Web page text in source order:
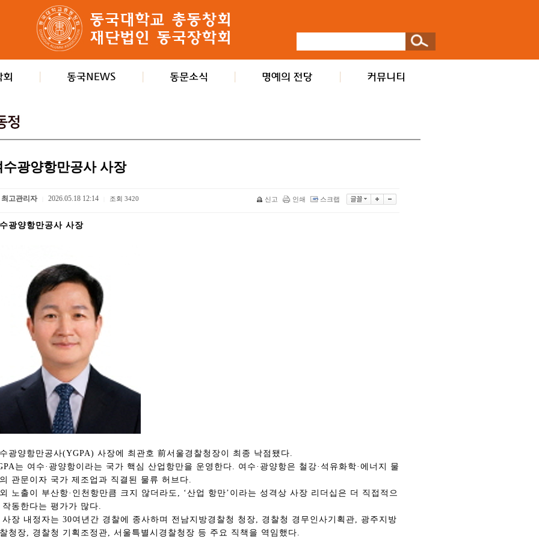
수광양항만공사 사장
최고관리자 2026.05.18 12:14 조회 3420 신고 인쇄 스크랩
광양항만공사 사장
광양항만공사(YGPA) 사장에 최관호 前서울경찰청장이 최종 낙점됐다.
는 여수·광양항이라는 국가 핵심 산업항만을 운영한다. 여수·광양항은 철강·석유화학·에너지 물
관문이자 국가 제조업과 직결된 물류 허브다.
노출이 부산항·인천항만큼 크지 않더라도, ‘산업 항만’이라는 성격상 사장 리더십은 더 직접적으
작동한다는 평가가 많다.
사장 내정자는 30여년간 경찰에 종사하며 전남지방경찰청 청장, 경찰청 경무인사기획관, 광주지방
청장, 경찰청 기획조정관, 서울특별시경찰청장 등 주요 직책을 역임했다.